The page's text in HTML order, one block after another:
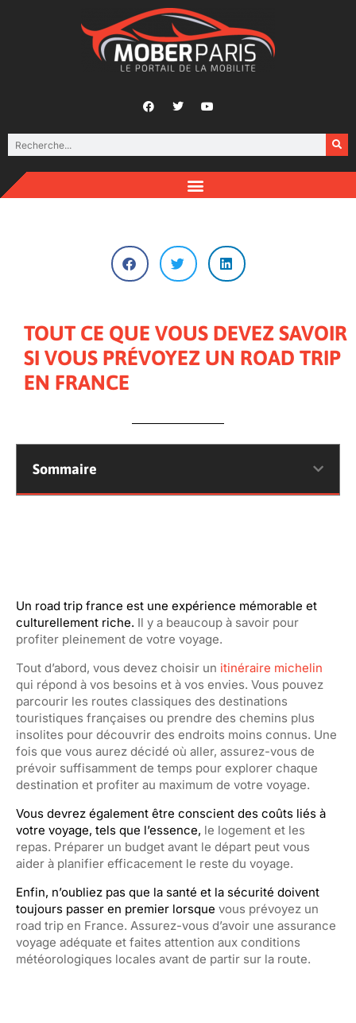
TOUT CE QUE VOUS DEVEZ SAVOIR
SI VOUS PRÉVOYEZ UN ROAD TRIP
EN FRANCE
Sommaire
Un road trip france est une expérience mémorable et
culturellement riche. Il y a beaucoup à savoir pour
profiter pleinement de votre voyage.
Tout d’abord, vous devez choisir un itinéraire michelin
qui répond à vos besoins et à vos envies. Vous pouvez
parcourir les routes classiques des destinations
touristiques françaises ou prendre des chemins plus
insolites pour découvrir des endroits moins connus. Une
fois que vous aurez décidé où aller, assurez-vous de
prévoir suffisamment de temps pour explorer chaque
destination et profiter au maximum de votre voyage.
Vous devrez également être conscient des coûts liés à
votre voyage, tels que l’essence, le logement et les
repas. Préparer un budget avant le départ peut vous
aider à planifier efficacement le reste du voyage.
Enfin, n’oubliez pas que la santé et la sécurité doivent
toujours passer en premier lorsque vous prévoyez un
road trip en France. Assurez-vous d’avoir une assurance
voyage adéquate et faites attention aux conditions
météorologiques locales avant de partir sur la route.